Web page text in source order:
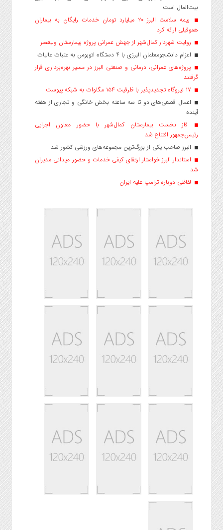
بیت‌المال است
بیمه سلامت البرز ۲۰ میلیارد تومان خدمات رایگان به بیماران
هموفیلی ارائه کرد
روایت شهردار کمال‌شهر از جهش عمرانی پروژه بیمارستان ولیعصر
اعزام دانشجو‌معلمان البرزی با ۴ دستگاه اتوبوس به عتبات عالیات
پروژه‌های عمرانی، درمانی و صنعتی البرز در مسیر بهره‌برداری قرار
گرفتند
اعمال قطعی‌های دو تا سه ساعته بخش خانگی و تجاری از هفته
آینده
فاز نخست بیمارستان کمال‌شهر با حضور معاون اجرایی
رئیس‌جمهور افتتاح شد
البرز صاحب یکی از بزرگ‌ترین مجموعه‌های ورزشی کشور شد
استاندار البرز خواستار ارتقای کیفی خدمات و حضور میدانی مدیران
شد
لفاظی دوباره ترامپ علیه ایران